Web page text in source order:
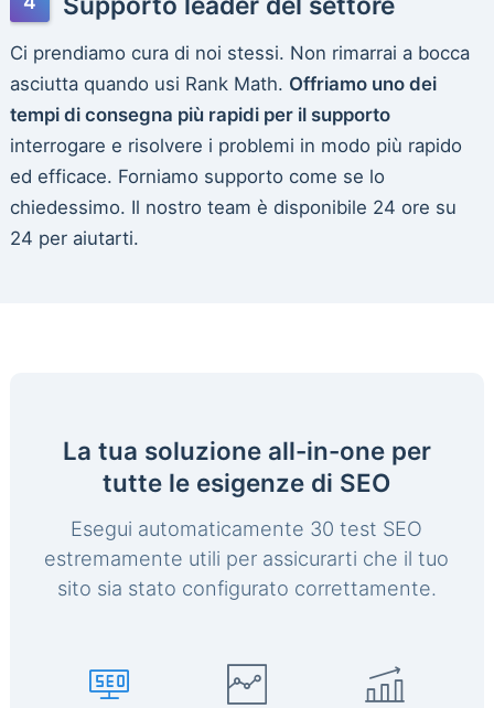
Ci prendiamo cura di noi stessi. Non rimarrai a bocca
asciutta quando usi Rank Math. Offriamo uno dei
tempi di consegna più rapidi per il supporto
interrogare e risolvere i problemi in modo più rapido
ed efficace. Forniamo supporto come se lo
chiedessimo. Il nostro team è disponibile 24 ore su
24 per aiutarti.
La tua soluzione all-in-one per
tutte le esigenze di SEO
Esegui automaticamente 30 test SEO
estremamente utili per assicurarti che il tuo
sito sia stato configurato correttamente.